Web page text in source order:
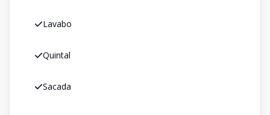
Lavabo
Quintal
Sacada